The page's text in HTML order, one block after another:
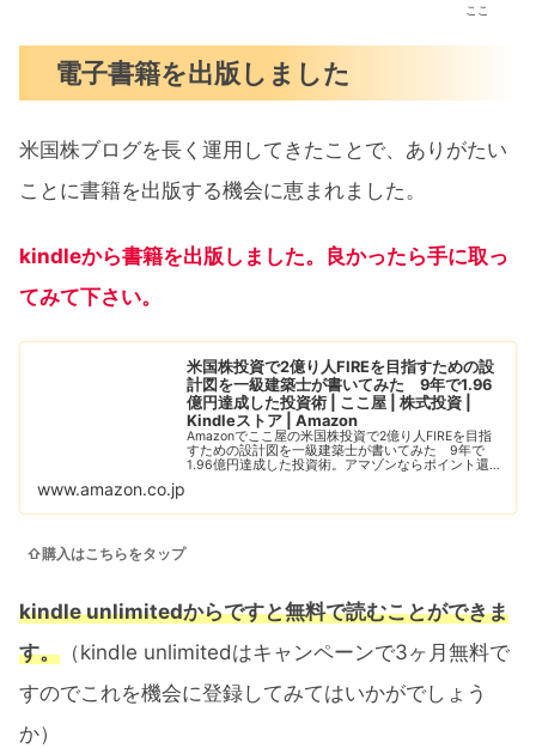
ここ
電子書籍を出版しました
米国株ブログを長く運用してきたことで、ありがたい
ことに書籍を出版する機会に恵まれました。
kindleから書籍を出版しました。良かったら手に取っ
てみて下さい。
米国株投資で2億り人FIREを目指すための設
計図を一級建築士が書いてみた 9年で1.96
億円達成した投資術 | ここ屋 | 株式投資 |
Kindleストア | Amazon
Amazonでここ屋の米国株投資で2億り人FIREを目指
すための設計図を一級建築士が書いてみた 9年で
1.96億円達成した投資術。アマゾンならポイント還元
www.amazon.co.jp
⇧購入はこちらをタップ
kindle unlimitedからですと無料で読むことができま
す。 （kindle unlimitedはキャンペーンで3ヶ月無料で
すのでこれを機会に登録してみてはいかがでしょう
か）